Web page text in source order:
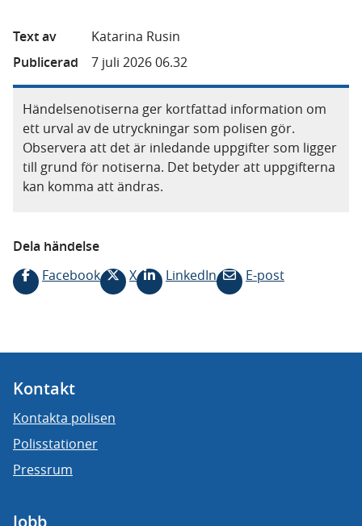
Text av
Katarina Rusin
Publicerad
7 juli 2026 06.32
Händelsenotiserna ger kortfattad information om
ett urval av de utryckningar som polisen gör.
Observera att det är inledande uppgifter som ligger
till grund för notiserna. Det betyder att uppgifterna
kan komma att ändras.
Dela händelse
Facebook
X LinkedIn E-post
Kontakt
Kontakta polisen
Polisstationer
Pressrum
Jobb